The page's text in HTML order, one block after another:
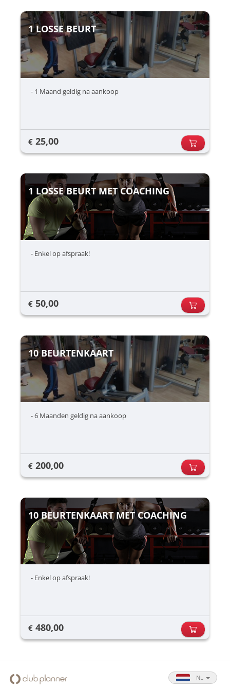
1 LOSSE BEURT
- 1 Maand geldig na aankoop
€ 25,00
1 LOSSE BEURT MET COACHING
- Enkel op afspraak!
€ 50,00
10 BEURTENKAART
- 6 Maanden geldig na aankoop
€ 200,00
10 BEURTENKAART MET COACHING
- Enkel op afspraak!
€ 480,00
NL